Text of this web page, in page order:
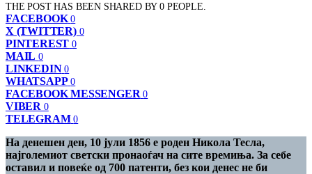
THE POST HAS BEEN SHARED BY0 PEOPLE.
FACEBOOK 0
X (TWITTER) 0
PINTEREST 0
MAIL 0
LINKEDIN 0
WHATSAPP 0
FACEBOOK MESSENGER 0
VIBER 0
TELEGRAM 0
На денешен ден, 10 јули 1856 е роден Никола Тесла,
најголемиот светски пронаоѓач на сите времиња. За себе
оставил и повеќе од 700 патенти, без кои денес не би